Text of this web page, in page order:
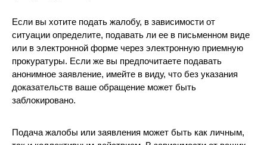
Если вы хотите подать жалобу, в зависимости от
ситуации определите, подавать ли ее в письменном виде
или в электронной форме через электронную приемную
прокуратуры. Если же вы предпочитаете подавать
анонимное заявление, имейте в виду, что без указания
доказательств ваше обращение может быть
заблокировано.
Подача жалобы или заявления может быть как личным,